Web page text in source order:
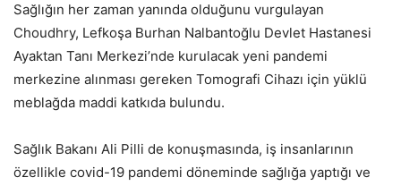
Sağlığın her zaman yanında olduğunu vurgulayan
Choudhry, Lefkoşa Burhan Nalbantoğlu Devlet Hastanesi
Ayaktan Tanı Merkezi’nde kurulacak yeni pandemi
merkezine alınması gereken Tomografi Cihazı için yüklü
meblağda maddi katkıda bulundu.
Sağlık Bakanı Ali Pilli de konuşmasında, iş insanlarının
özellikle covid-19 pandemi döneminde sağlığa yaptığı ve